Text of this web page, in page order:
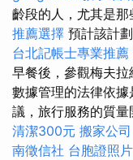
齡段的人，尤其是那
推薦選擇 預計該計
台北記帳士專業推薦
早餐後，參觀梅夫拉
數據管理的法律依
議，旅行服務的質量
清潔300元 搬家公司
南徵信社 台胞證照片